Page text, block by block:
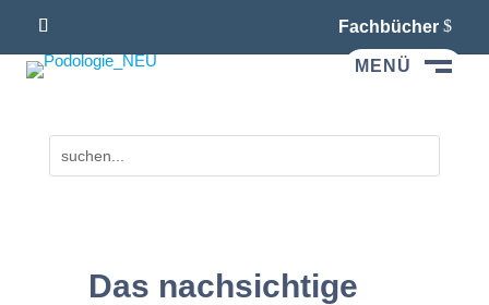
Fachbücher
MENÜ
Das nachsichtige